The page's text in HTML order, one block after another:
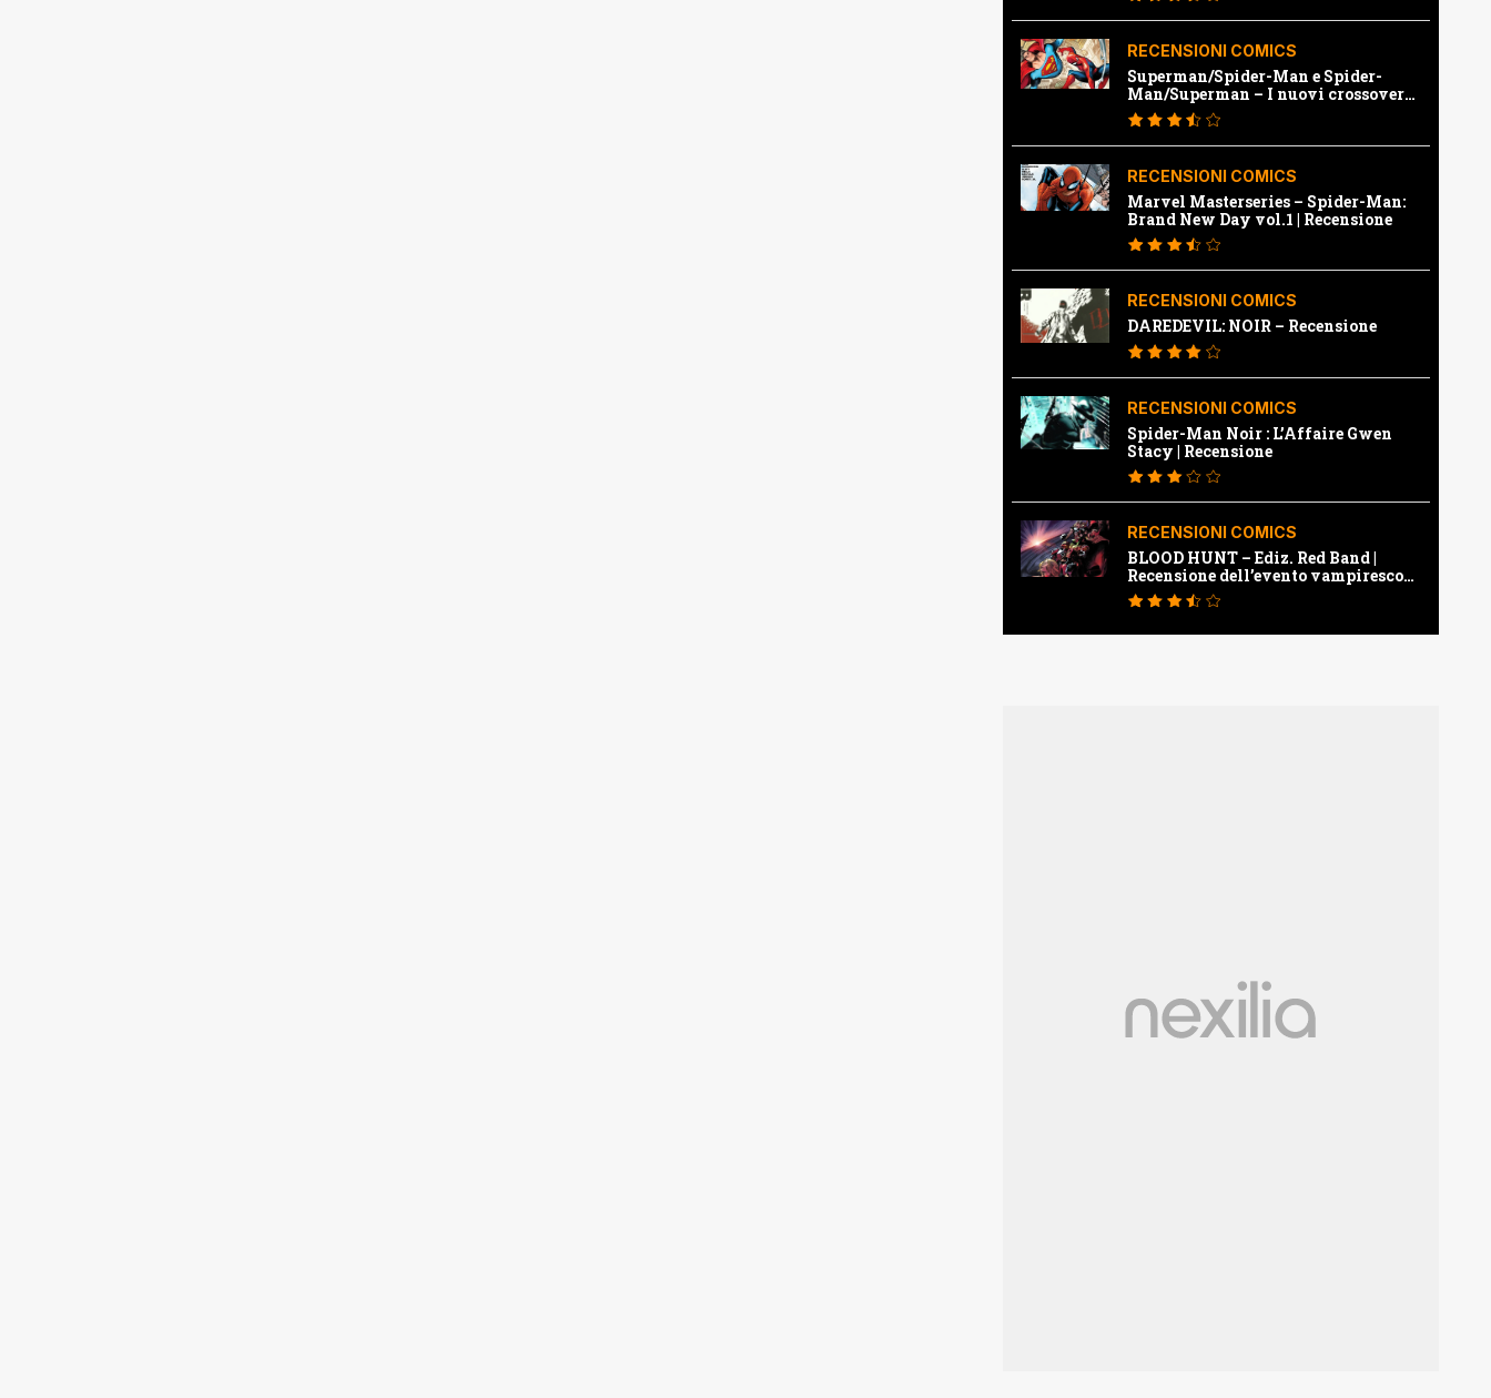
RECENSIONI COMICS
Superman/Spider-Man e Spider-
Man/Superman – I nuovi crossover
Marvel e Dc | Recensione
RECENSIONI COMICS
Marvel Masterseries – Spider-Man:
Brand New Day vol.1 | Recensione
RECENSIONI COMICS
DAREDEVIL: NOIR – Recensione
RECENSIONI COMICS
Spider-Man Noir : L’Affaire Gwen
Stacy | Recensione
RECENSIONI COMICS
BLOOD HUNT – Ediz. Red Band |
Recensione dell’evento vampiresco
della Marvel